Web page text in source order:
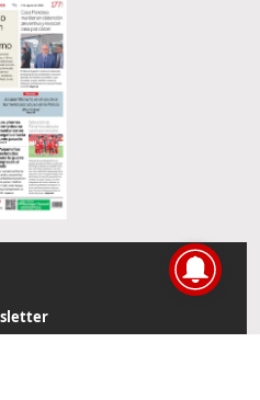
de actualidad directamente en